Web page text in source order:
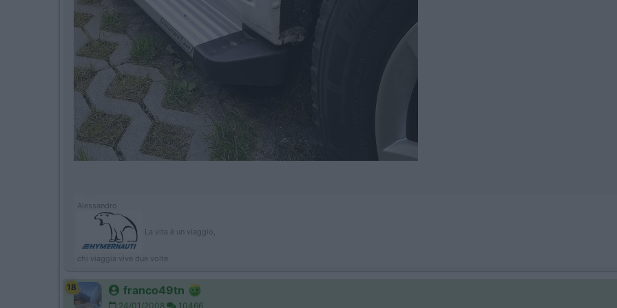
Alessandro
La vita è un viaggio,
chi viaggia vive due volte.
18 franco49tn
24/01/2008 10466